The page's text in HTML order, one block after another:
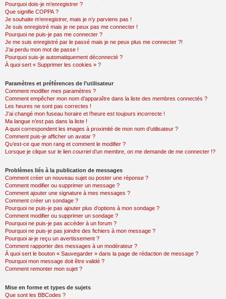
Pourquoi dois-je m’enregistrer ?
Que signifie COPPA ?
Je souhaite m’enregistrer, mais je n’y parviens pas !
Je suis enregistré mais je ne peux pas me connecter !
Pourquoi ne puis-je pas me connecter ?
Je me suis enregistré par le passé mais je ne peux plus me connecter ?!
J’ai perdu mon mot de passe !
Pourquoi suis-je automatiquement déconnecté ?
À quoi sert « Supprimer les cookies » ?
Paramètres et préférences de l’utilisateur
Comment modifier mes paramètres ?
Comment empêcher mon nom d’apparaître dans la liste des membres connectés ?
Les heures ne sont pas correctes !
J’ai changé mon fuseau horaire et l’heure est toujours incorrecte !
Ma langue n’est pas dans la liste !
A quoi correspondent les images à proximité de mon nom d’utilisateur ?
Comment puis-je afficher un avatar ?
Qu’est-ce que mon rang et comment le modifier ?
Lorsque je clique sur le lien courrield’un membre, on me demande de me connecter !?
Problèmes liés à la publication de messages
Comment créer un nouveau sujet ou poster une réponse ?
Comment modifier ou supprimer un message ?
Comment ajouter une signature à mes messages ?
Comment créer un sondage ?
Pourquoi ne puis-je pas ajouter plus d’options à mon sondage ?
Comment modifier ou supprimer un sondage ?
Pourquoi ne puis-je pas accéder à un forum ?
Pourquoi ne puis-je pas joindre des fichiers à mon message ?
Pourquoi ai-je reçu un avertissement ?
Comment rapporter des messages à un modérateur ?
À quoi sert le bouton « Sauvegarder » dans la page de rédaction de message ?
Pourquoi mon message doit être validé ?
Comment remonter mon sujet ?
Mise en forme et types de sujets
Que sont les BBCodes ?